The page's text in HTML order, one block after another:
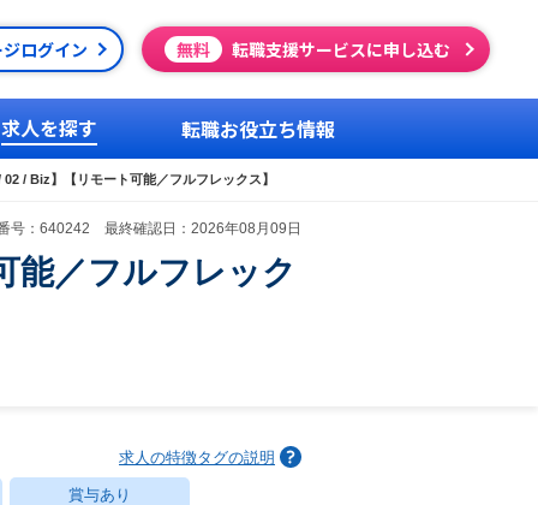
ログイン 無料 転職支援サービスに申し込む
求人を探す 転職お役立ち情報
/ Biz】【リモート可能／フルフレックス】
号：640242 最終確認日：2026年08月09日
能／フルフレック
求人の特徴タグの説明
賞与あり